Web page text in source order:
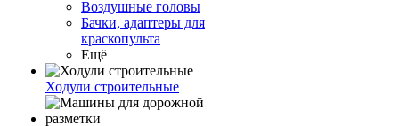
Воздушные головы
Бачки, адаптеры для
краскопульта
Ещё
Ходули строительные